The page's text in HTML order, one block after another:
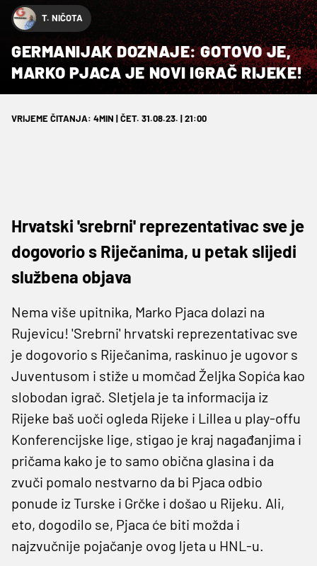
T. NIČOTA
GERMANIJAK DOZNAJE: GOTOVO JE,
MARKO PJACA JE NOVI IGRAČ RIJEKE!
VRIJEME ČITANJA: 4MIN | ČET. 31.08.23. | 21:00
Hrvatski 'srebrni' reprezentativac sve je
dogovorio s Riječanima, u petak slijedi
službena objava
Nema više upitnika, Marko Pjaca dolazi na
Rujevicu! 'Srebrni' hrvatski reprezentativac sve
je dogovorio s Riječanima, raskinuo je ugovor s
Juventusom i stiže u momčad Željka Sopića kao
slobodan igrač. Sletjela je ta informacija iz
Rijeke baš uoči ogleda Rijeke i Lillea u play-offu
Konferencijske lige, stigao je kraj nagađanjima i
pričama kako je to samo obična glasina i da
zvuči pomalo nestvarno da bi Pjaca odbio
ponude iz Turske i Grčke i došao u Rijeku. Ali,
eto, dogodilo se, Pjaca će biti možda i
najzvučnije pojačanje ovog ljeta u HNL-u.